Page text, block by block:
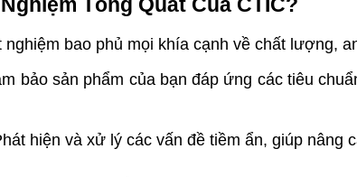
Tổng Quát Của CTIC?
nghiệm bao phủ mọi khía cạnh về chất lượng,
bảo sản phẩm của bạn đáp ứng các tiêu
hiện và xử lý các vấn đề tiềm ẩn, giúp nâng